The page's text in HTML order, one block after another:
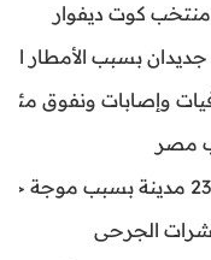
منتخب كوت ديفوار
جديدان بسبب الأمطار
وإصابات ونفوق مئات
الجرحى